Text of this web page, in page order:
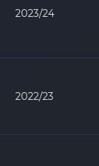
2023/24
2022/23